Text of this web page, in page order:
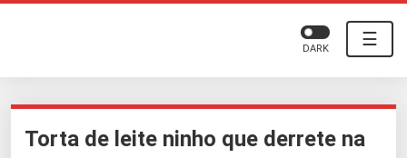
☰
DARK
Torta de leite ninho que derrete na